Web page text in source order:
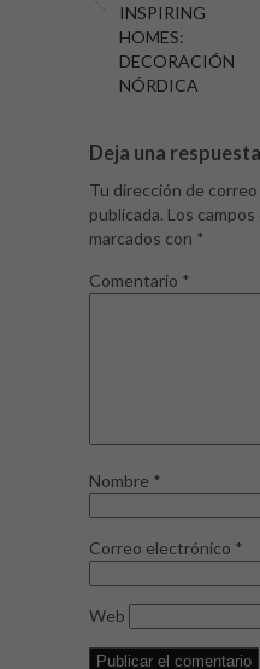
INSPIRING
HOMES:
DECORACIÓN
NÓRDICA
Deja una respuesta
Tu dirección de
publicada. Los
marcados con *
Comentario *
Nombre *
Correo electrónico *
Web